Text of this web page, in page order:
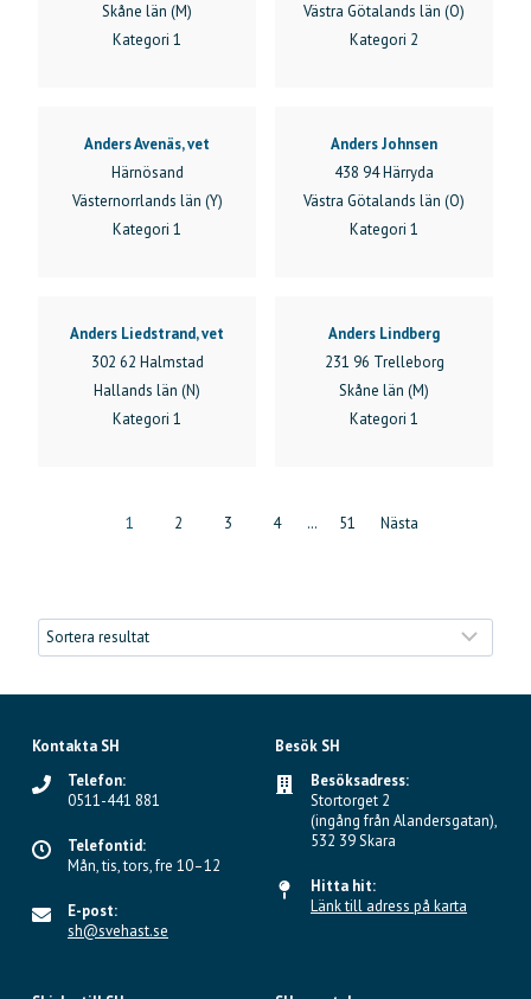
Skåne län (M)
Kategori 1
Västra Götalands län (O)
Kategori 2
Anders Avenäs, vet
Härnösand
Västernorrlands län (Y)
Kategori 1
Anders Johnsen
438 94 Härryda
Västra Götalands län (O)
Kategori 1
Anders Liedstrand, vet
302 62 Halmstad
Hallands län (N)
Kategori 1
Anders Lindberg
231 96 Trelleborg
Skåne län (M)
Kategori 1
s
n
v
i
1 2 3 4 … 51 Nästa
Kontakta SH
Telefon:
0511-441 881
Telefontid:
Mån, tis, tors, fre 10–12
E-post:
sh@svehast.se
Besök SH
Besöksadress:
Stortorget 2
(ingång från Alandersgatan),
532 39 Skara
Hitta hit:
Länk till adress på karta